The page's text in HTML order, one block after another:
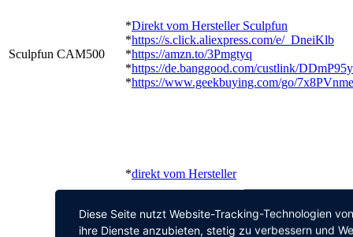
Sculpfun CAM500
*Direkt vom Hersteller Sculpfun
*https://s.click.aliexpress.com/e/_DneiKlb
*https://amzn.to/3Pmgtyq
*https://de.banggood.com/custlink/
*https://www.geekbuying.com/go/7x8PVnme
*direkt vom Hersteller
*https://de.banggood.com/custlink/
Diese Seite nutzt Website-Tracking-Technologien
ihre Dienste anzubieten, stetig zu verbessern und